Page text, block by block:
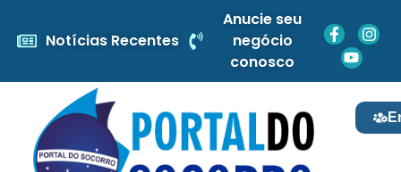
Notícias Recentes
Anucie seu
negócio
conosco